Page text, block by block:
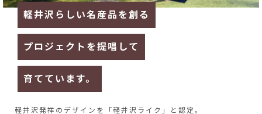
軽井沢らしい名産品を創る
プロジェクトを提唱して
育てています。
軽井沢発祥のデザインを 「軽井沢ライク」と認定。